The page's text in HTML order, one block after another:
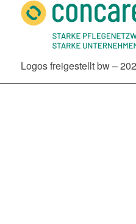
Logos freigestellt bw –